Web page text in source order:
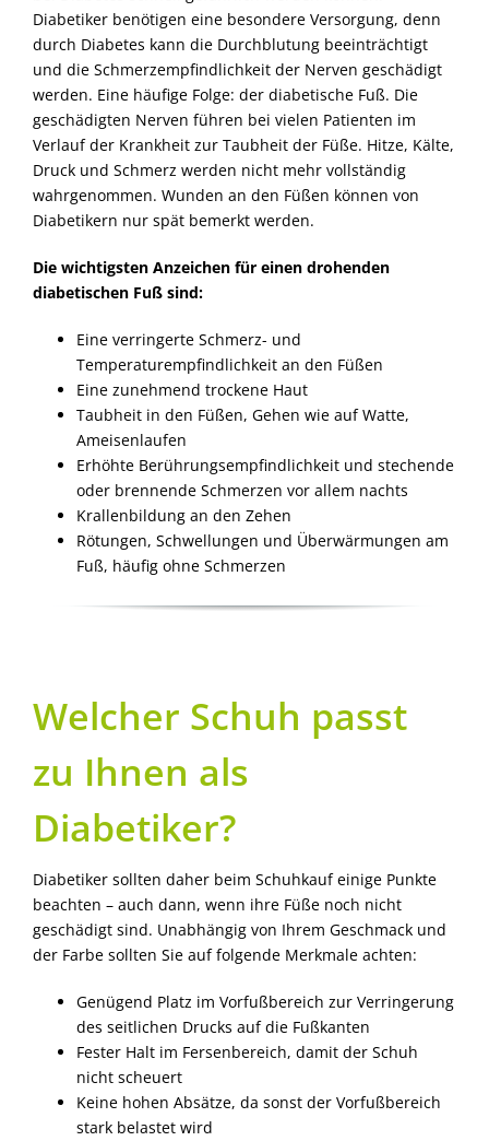
Diabetiker benötigen eine besondere Versorgung, denn
durch Diabetes kann die Durchblutung beeinträchtigt
und die Schmerzempfindlichkeit der Nerven geschädigt
werden. Eine häufige Folge: der diabetische Fuß. Die
geschädigten Nerven führen bei vielen Patienten im
Verlauf der Krankheit zur Taubheit der Füße. Hitze, Kälte,
Druck und Schmerz werden nicht mehr vollständig
wahrgenommen. Wunden an den Füßen können von
Diabetikern nur spät bemerkt werden.
Die wichtigsten Anzeichen für einen drohenden
diabetischen Fuß sind:
Eine verringerte Schmerz- und
Temperaturempfindlichkeit an den Füßen
Eine zunehmend trockene Haut
Taubheit in den Füßen, Gehen wie auf Watte,
Ameisenlaufen
Erhöhte Berührungsempfindlichkeit und stechende
oder brennende Schmerzen vor allem nachts
Krallenbildung an den Zehen
Rötungen, Schwellungen und Überwärmungen am
Fuß, häufig ohne Schmerzen
Welcher Schuh passt
zu Ihnen als
Diabetiker?
Diabetiker sollten daher beim Schuhkauf einige Punkte
beachten – auch dann, wenn ihre Füße noch nicht
geschädigt sind. Unabhängig von Ihrem Geschmack und
der Farbe sollten Sie auf folgende Merkmale achten:
Genügend Platz im Vorfußbereich zur Verringerung
des seitlichen Drucks auf die Fußkanten
Fester Halt im Fersenbereich, damit der Schuh
nicht scheuert
Keine hohen Absätze, da sonst der Vorfußbereich
stark belastet wird